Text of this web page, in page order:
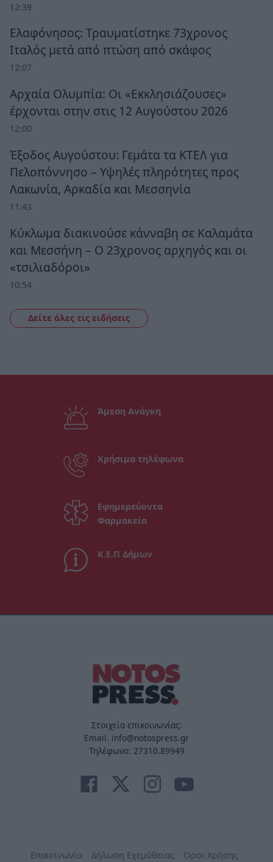
12:39
Ελαφόνησος: Τραυματίστηκε 73χρονος
Ιταλός μετά από πτώση από σκάφος
12:07
Αρχαία Ολυμπία: Οι «Εκκλησιάζουσες»
έρχονται στην στις 12 Αυγούστου 2026
12:00
Έξοδος Αυγούστου: Γεμάτα τα ΚΤΕΛ για
Πελοπόννησο – Υψηλές πληρότητες προς
Λακωνία, Αρκαδία και Μεσσηνία
11:43
Κύκλωμα διακινούσε κάνναβη σε Καλαμάτα
και Μεσσήνη – Ο 23χρονος αρχηγός και οι
«τσιλιαδόροι»
10:54
Δείτε όλες τις ειδήσεις
Άμεση Ανάγκη
Χρήσιμα τηλέφωνα
Εφημερεύοντα
Φαρμακεία
Κ.Ε.Π Δήμων
Στοιχεία επικοινωνίας:
Email. info@notospress.gr
Τηλέφωνο: 27310.89949
Επικοινωνία Δήλωση Εχεμύθειας Όροι Χρήσης